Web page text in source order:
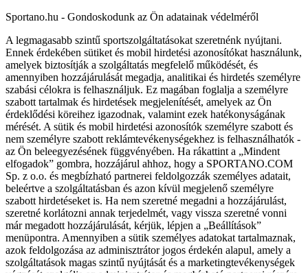
Sportano.hu - Gondoskodunk az Ön adatainak védelméről
A legmagasabb szintű sportszolgáltatásokat szeretnénk nyújtani.
Ennek érdekében sütiket és mobil hirdetési azonosítókat használunk,
amelyek biztosítják a szolgáltatás megfelelő működését, és
amennyiben hozzájárulását megadja, analitikai és hirdetés személyre
szabási célokra is felhasználjuk. Ez magában foglalja a személyre
szabott tartalmak és hirdetések megjelenítését, amelyek az Ön
érdeklődési köreihez igazodnak, valamint ezek hatékonyságának
mérését. A sütik és mobil hirdetési azonosítók személyre szabott és
nem személyre szabott reklámtevékenységekhez is felhasználhatók -
az Ön beleegyezésének függvényében. Ha rákattint a „Mindent
elfogadok” gombra, hozzájárul ahhoz, hogy a SPORTANO.COM
Sp. z o.o. és megbízható partnerei feldolgozzák személyes adatait,
beleértve a szolgáltatásban és azon kívül megjelenő személyre
szabott hirdetéseket is. Ha nem szeretné megadni a hozzájárulást,
szeretné korlátozni annak terjedelmét, vagy vissza szeretné vonni
már megadott hozzájárulását, kérjük, lépjen a „Beállítások”
menüpontra. Amennyiben a sütik személyes adatokat tartalmaznak,
azok feldolgozása az adminisztrátor jogos érdekén alapul, amely a
szolgáltatások magas szintű nyújtását és a marketingtevékenységek